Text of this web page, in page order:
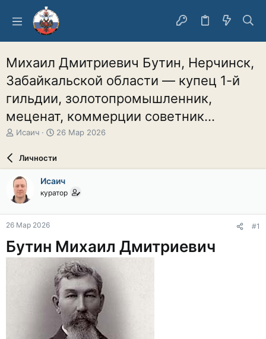
Михаил Дмитриевич Бутин, Нерчинск,
Забайкальской области — купец 1-й
гильдии, золотопромышленник,
меценат, коммерции советник...
А
о
р
т
е
м
ы
Исаич
Д
а
а
ч
л
26 Мар 2026
Личности
Исаич
куратор
26 Мар 2026 #1
Бутин Михаил Дмитриевич